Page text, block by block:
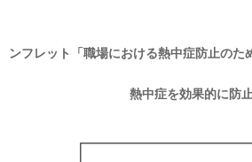
ンフレット「職場における熱中症防止のた
熱中症を効果的に防止しま